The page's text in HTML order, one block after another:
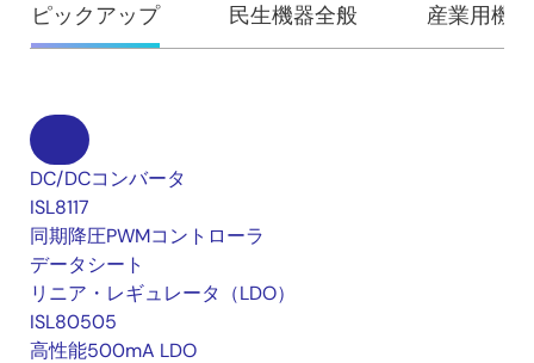
ピックアップ 民生機器全般 産業用機器
DC/DCコンバータ
ISL8117
同期降圧PWMコントローラ
データシート
リニア・レギュレータ（LDO）
ISL80505
高性能500mA LDO